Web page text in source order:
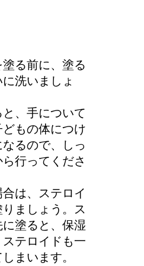
る前に、塗る
洗いましょ
、手について
もの体につけ
るので、しっ
行ってくださ
は、ステロイ
りましょう。ス
塗ると、保湿
テロイドも一
まいます。